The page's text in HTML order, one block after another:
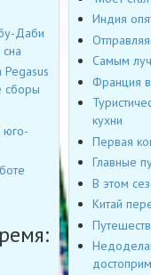
Индия
Самым
Франция
кухни
Первая
Главные
В этом
Китай
Даби
сборы
юго-